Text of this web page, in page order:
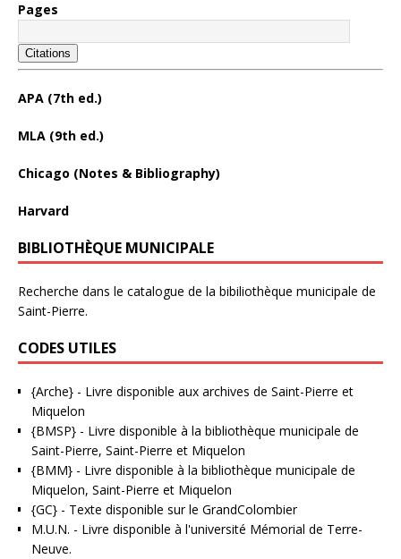
Pages
Citations
APA (7th ed.)
MLA (9th ed.)
Chicago (Notes & Bibliography)
Harvard
BIBLIOTHÈQUE MUNICIPALE
Recherche dans le catalogue de la bibiliothèque municipale de
Saint-Pierre.
CODES UTILES
{Arche} - Livre disponible aux archives de Saint-Pierre et
Miquelon
{BMSP} - Livre disponible à la bibliothèque municipale de
Saint-Pierre, Saint-Pierre et Miquelon
{BMM} - Livre disponible à la bibliothèque municipale de
Miquelon, Saint-Pierre et Miquelon
{GC} - Texte disponible sur le GrandColombier
M.U.N. - Livre disponible à l'université Mémorial de Terre-
Neuve.